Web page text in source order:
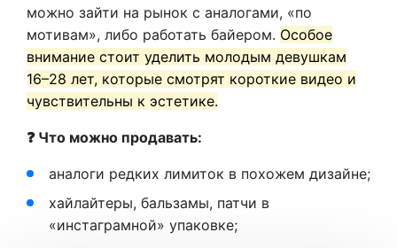
можно зайти на рынок с аналогами, «по
мотивам», либо работать байером. Особое
внимание стоит уделить молодым девушкам
16–28 лет, которые смотрят короткие видео и
чувствительны к эстетике.
❓ Что можно продавать:
аналоги редких лимиток в похожем дизайне;
хайлайтеры, бальзамы, патчи в
«инстаграмной» упаковке;